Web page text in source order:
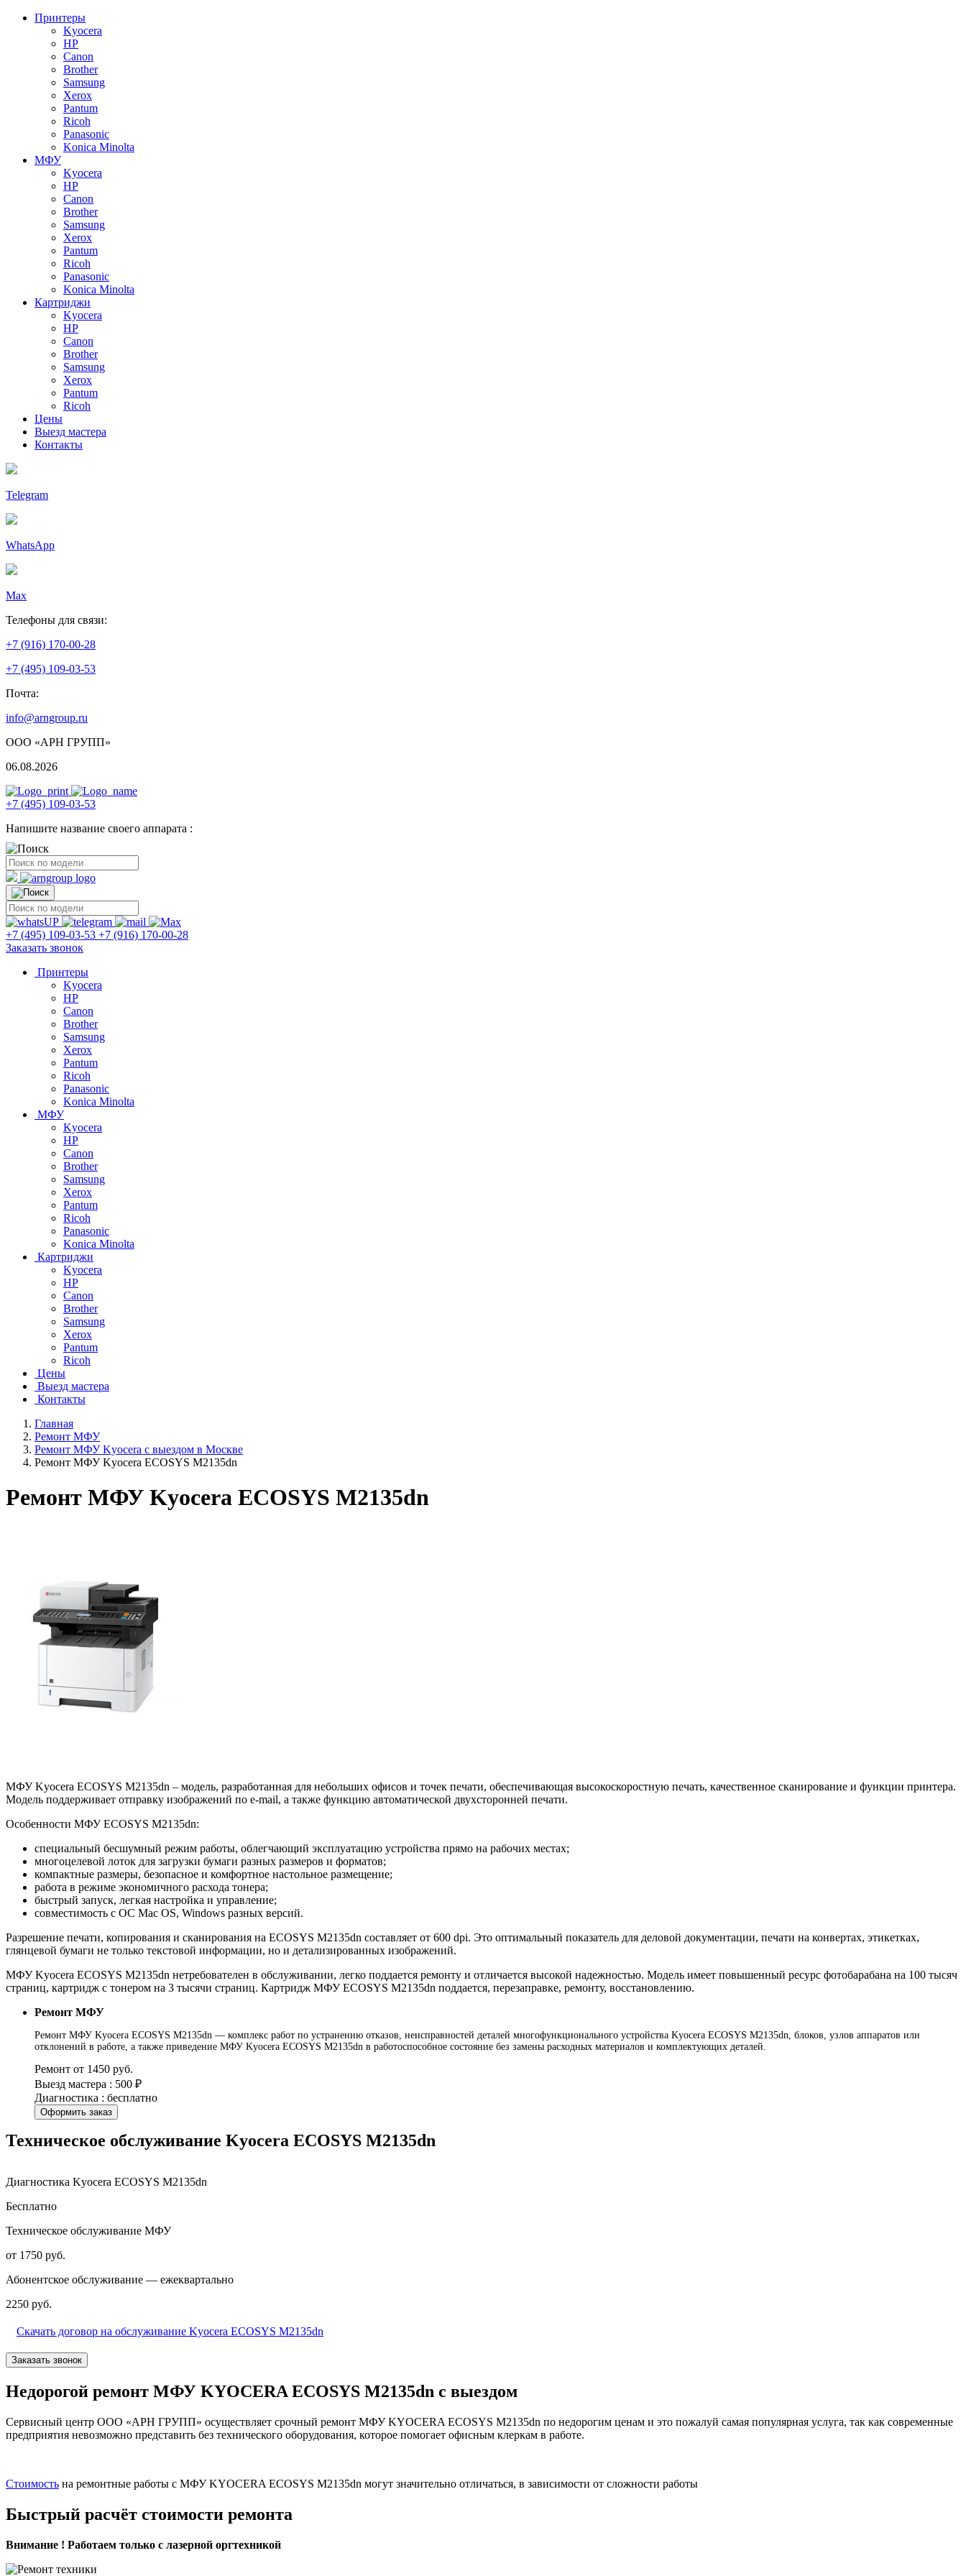
Принтеры
Kyocera
HP
Canon
Brother
Samsung
Xerox
Pantum
Ricoh
Panasonic
Konica Minolta
МФУ
Kyocera
HP
Canon
Brother
Samsung
Xerox
Pantum
Ricoh
Panasonic
Konica Minolta
Картриджи
Kyocera
HP
Canon
Brother
Samsung
Xerox
Pantum
Ricoh
Цены
Выезд мастера
Контакты
Telegram
WhatsApp
Max
Телефоны для связи:
+7 (916) 170-00-28
+7 (495) 109-03-53
Почта:
info@arngroup.ru
ООО «АРН ГРУПП»
06.08.2026
+7 (495) 109-03-53
Напишите название своего аппарата :
+7 (495) 109-03-53 +7 (916) 170-00-28
Заказать звонок
Принтеры
Kyocera
HP
Canon
Brother
Samsung
Xerox
Pantum
Ricoh
Panasonic
Konica Minolta
МФУ
Kyocera
HP
Canon
Brother
Samsung
Xerox
Pantum
Ricoh
Panasonic
Konica Minolta
Картриджи
Kyocera
HP
Canon
Brother
Samsung
Xerox
Pantum
Ricoh
Цены
Выезд мастера
Контакты
Главная
Ремонт МФУ
Ремонт МФУ Kyocera с выездом в Москве
Ремонт МФУ Kyocera ECOSYS M2135dn
Ремонт МФУ Kyocera ECOSYS M2135dn
МФУ Kyocera ECOSYS M2135dn – модель, разработанная для небольших офисов и точек печати, обеспечивающая высокоскоростную печать, качественное сканирование и функции принтера.
Модель поддерживает отправку изображений по e-mail, а также функцию автоматической двухсторонней печати.
Особенности МФУ ECOSYS M2135dn:
специальный бесшумный режим работы, облегчающий эксплуатацию устройства прямо на рабочих местах;
многоцелевой лоток для загрузки бумаги разных размеров и форматов;
компактные размеры, безопасное и комфортное настольное размещение;
работа в режиме экономичного расхода тонера;
быстрый запуск, легкая настройка и управление;
совместимость с ОС Mac OS, Windows разных версий.
Разрешение печати, копирования и сканирования на ECOSYS M2135dn составляет от 600 dpi. Это оптимальный показатель для деловой документации, печати на конвертах, этикетках,
глянцевой бумаги не только текстовой информации, но и детализированных изображений.
МФУ Kyocera ECOSYS M2135dn нетребователен в обслуживании, легко поддается ремонту и отличается высокой надежностью. Модель имеет повышенный ресурс фотобарабана на 100 тысяч
страниц, картридж с тонером на 3 тысячи страниц. Картридж МФУ ECOSYS M2135dn поддается, перезаправке, ремонту, восстановлению.
Ремонт МФУ
Ремонт МФУ Kyocera ECOSYS M2135dn — комплекс работ по устранению отказов, неисправностей деталей многофункционального устройства Kyocera ECOSYS M2135dn, блоков, узлов аппаратов или
отклонений в работе, а также приведение МФУ Kyocera ECOSYS M2135dn в работоспособное состояние без замены расходных материалов и комплектующих деталей.
Ремонт от 1450 руб.
Выезд мастера : 500 ₽
Диагностика : бесплатно
Оформить заказ
Техническое обслуживание Kyocera ECOSYS M2135dn
Диагностика Kyocera ECOSYS M2135dn
Бесплатно
Техническое обслуживание МФУ
от 1750 руб.
Абонентское обслуживание — ежеквартально
2250 руб.
Скачать договор на обслуживание Kyocera ECOSYS M2135dn
Заказать звонок
Недорогой ремонт МФУ KYOCERA ECOSYS M2135dn с выездом
Сервисный центр ООО «АРН ГРУПП» осуществляет срочный ремонт МФУ KYOCERA ECOSYS M2135dn по недорогим ценам и это пожалуй самая популярная услуга, так как современные
предприятия невозможно представить без технического оборудования, которое помогает офисным клеркам в работе.
Стоимость на ремонтные работы с МФУ KYOCERA ECOSYS M2135dn могут значительно отличаться, в зависимости от сложности работы
Быстрый расчёт стоимости ремонта
Внимание ! Работаем только с лазерной оргтехникой